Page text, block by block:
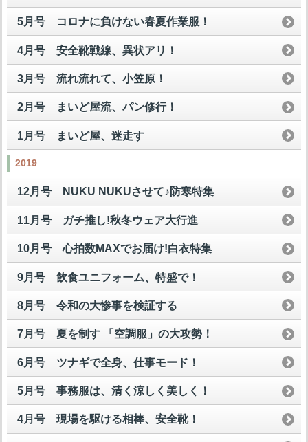
5月号 コロナに負けない春夏作業服！
4月号 安全靴戦線、異状アリ！
3月号 流れ流れて、小笠原！
2月号 まいど屋流、パン修行！
1月号 まいど屋、迷走す
2019
12月号 NUKU NUKUさせて♪防寒特集
11月号 ガチ推し!秋冬ウェア大行進
10月号 心拍数MAXでお届け!白衣特集
9月号 飲食ユニフォーム、特盛で！
8月号 令和の大惨事を検証する
7月号 夏を制す 「空調服」の大攻勢！
6月号 ツナギで全身、仕事モード！
5月号 事務服は、清く涼しく美しく！
4月号 現場を駆ける相棒、安全靴！